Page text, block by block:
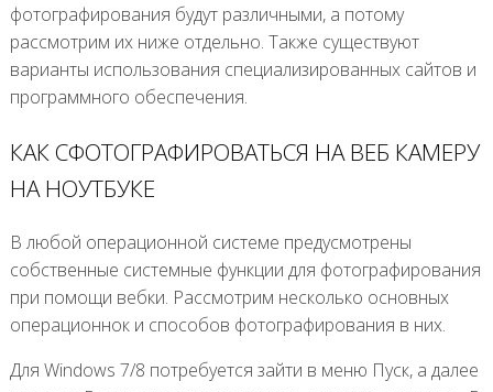
фотографирования будут различными, а потому
рассмотрим их ниже отдельно. Также существуют
варианты использования специализированных сайтов и
программного обеспечения.
КАК СФОТОГРАФИРОВАТЬСЯ НА ВЕБ КАМЕРУ
НА НОУТБУКЕ
В любой операционной системе предусмотрены
собственные системные функции для фотографирования
при помощи вебки. Рассмотрим несколько основных
операционнок и способов фотографирования в них.
Для Windows 7/8 потребуется зайти в меню Пуск, а далее